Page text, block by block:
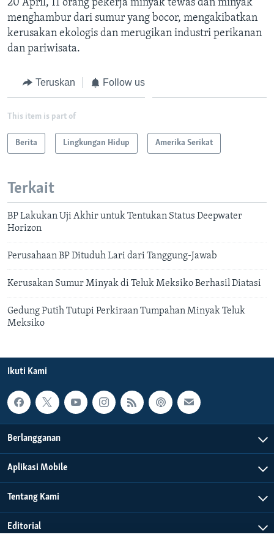
20 April, 11 orang pekerja minyak tewas dan minyak
menghambur dari sumur yang bocor, mengakibatkan
kerusakan ekologis dan merugikan industri perikanan
dan pariwisata.
Teruskan Follow us
This item is part of
Berita Lingkungan Hidup Amerika Serikat
Terkait
BP Lakukan Uji Akhir untuk Tentukan Status Deepwater
Horizon
Perusahaan BP Dituduh Lari dari Tanggung-Jawab
Kerusakan Sumur Minyak di Teluk Meksiko Berhasil Diatasi
Gedung Putih Tutupi Perkiraan Tumpahan Minyak Teluk
Meksiko
Ikuti Kami
Berlangganan
Aplikasi Mobile
Tentang Kami
Editorial